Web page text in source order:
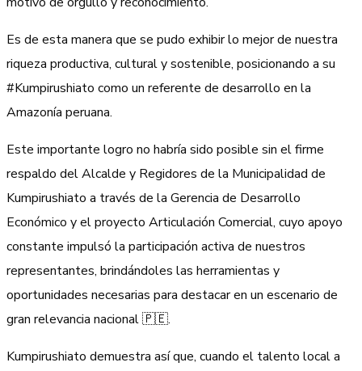
Es de esta manera que se pudo exhibir lo mejor de nuestra
riqueza productiva, cultural y sostenible, posicionando a su
#Kumpirushiato como un referente de desarrollo en la
Amazonía peruana.
Este importante logro no habría sido posible sin el firme
respaldo del Alcalde y Regidores de la Municipalidad de
Kumpirushiato a través de la Gerencia de Desarrollo
Económico y el proyecto Articulación Comercial, cuyo apoyo
constante impulsó la participación activa de nuestros
representantes, brindándoles las herramientas y
oportunidades necesarias para destacar en un escenario de
gran relevancia nacional 🇵🇪.
Kumpirushiato demuestra así que, cuando el talento local a